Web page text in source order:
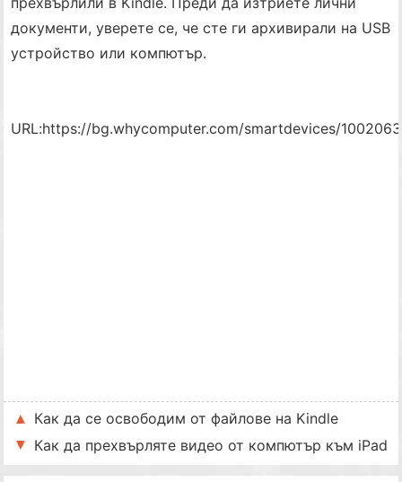
документи, уверете се, че сте ги архивирали на USB
устройство или компютър.
URL:https://bg.whycomputer.com/smartdevices/
Как да се освободим от файлове на Kindle
Как да прехвърляте видео от компютър към iPad